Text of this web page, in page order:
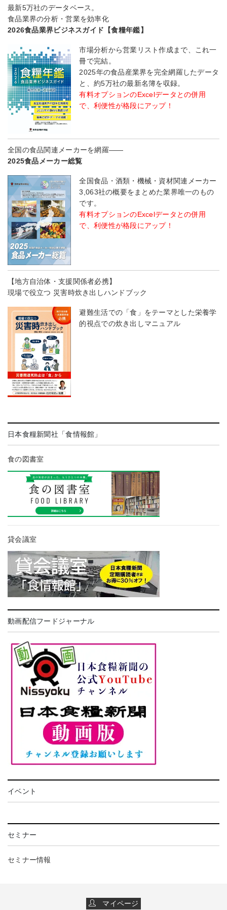
最新5万社のデータベース。
食品業界の分析・営業を効率化
2026食品業界ビジネスガイド【食糧年鑑】
市場分析から営業リスト作成まで、これ一
冊で完結。
2025年の食品産業界を完全網羅したデータ
と、約5万社の最新名簿を収録。
有料オプションのExcelデータとの併用
で、利便性が格段にアップ！
全国の食品関連メーカーを網羅――
2025食品メーカー総覧
全国食品・酒類・機械・資材関連メーカー
3,063社の概要をまとめた業界唯一のもの
です。
有料オプションのExcelデータとの併用
で、利便性が格段にアップ！
【地方自治体・支援関係者必携】
現場で役立つ 災害時炊き出しハンドブック
避難生活での「食」をテーマとした栄養学
的視点での炊き出しマニュアル
日本食糧新聞社「食情報館」
食の図書室
貸会議室
動画配信フードジャーナル
イベント
セミナー
セミナー情報
マイページ